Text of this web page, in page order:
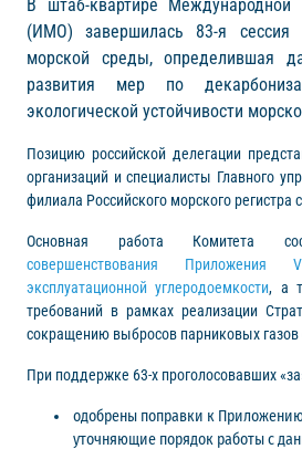
В штаб-квартире Международной
(ИМО) завершилась 83-я сессия
морской среды, определившая
развития мер по
экологической устойчивости
Позицию российской делегации
организаций и специалисты Главного
филиала Российского морского регистра
Основная работа Комитета
совершенствования
эксплуатационной углеродоемкости, а
требований в рамках реализации
сокращению выбросов парниковых газов
При поддержке 63-х проголосовавших
одобрены поправки к
уточняющие порядок работы с